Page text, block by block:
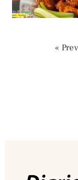
«